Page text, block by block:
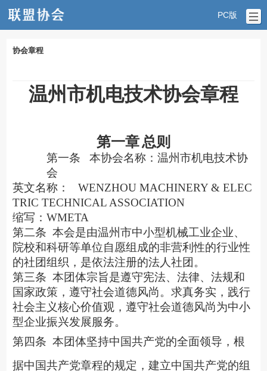
PC版
协会章程
温州市机电技术协会章程
第一章总则
第一条
本协会名称：温州市机电技术协
会
英文名称：
WENZHOU MACHINERY & ELEC
TRIC TECHNICAL ASSOCIATION
缩写：WMETA
第二条 本会是由温州市中小型机械工业企业、
院校和科研等单位自愿组成的非营利性的行业性
的社团组织，是依法注册的法人社团。
第三条 本团体宗旨是遵守宪法、法律、法规和
国家政策，遵守社会道德风尚。求真务实， 践行
社会主义核心价值观，遵守社会道德风尚为中小
型企业振兴发展服务。
第四条 本团体坚持中国共产党的全面领导，根
据中国共产党章程的规定，建立中国共产党的组